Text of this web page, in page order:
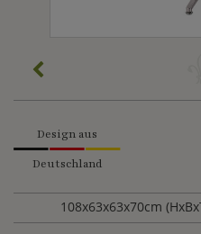
Design aus
Deutschland
108x63x63x70cm